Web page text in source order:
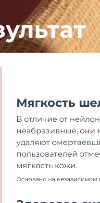
Мягкость
В отличие от
неабразивные, они
удаляют
пользователей
мягкость кожи.
Основано на независимом